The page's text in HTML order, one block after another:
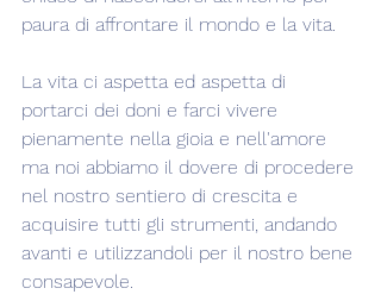
paura di affrontare il mondo e la vita.
La vita ci aspetta ed aspetta di
portarci dei doni e farci vivere
pienamente nella gioia e nell'amore
ma noi abbiamo il dovere di procedere
nel nostro sentiero di crescita e
acquisire tutti gli strumenti, andando
avanti e utilizzandoli per il nostro bene
consapevole.